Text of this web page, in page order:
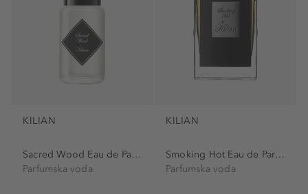
KILIAN
Sacred Wood Eau de Parfum...
Parfumska voda
KILIAN
Smoking Hot Eau de Parfum
Parfumska voda